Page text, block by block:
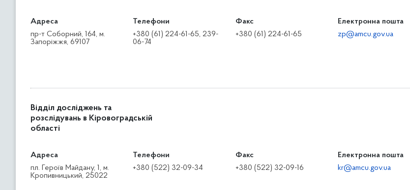
Адреса
пр-т Соборний, 164, м.
Запоріжжя, 69107
Телефони
+380 (61) 224-61-65, 239-
06-74
Факс
+380 (61) 224-61-65
Електронна пошта
zp@amcu.gov.ua
Відділ досліджень та
розслідувань в Кіровоградській
області
Адреса
пл. Героїв Майдану, 1, м.
Кропивницький, 25022
Телефони
+380 (522) 32-09-34
Факс
+380 (522) 32-09-16
Електронна пошта
kr@amcu.gov.ua